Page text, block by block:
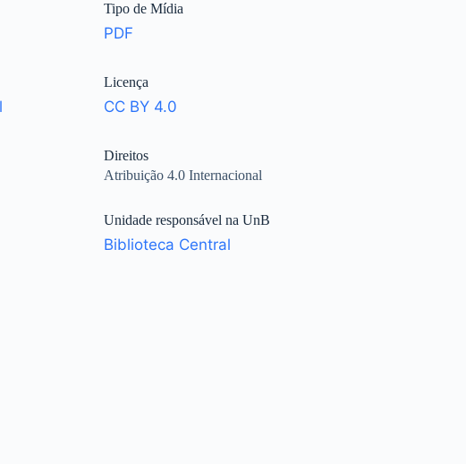
Tipo de Mídia
PDF
Licença
CC BY 4.0
Direitos
Atribuição 4.0 Internacional
Unidade responsável na UnB
Biblioteca Central